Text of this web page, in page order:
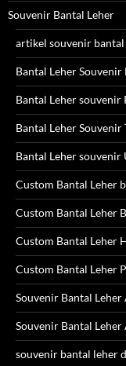
Souvenir Bantal Leher
artikel souvenir
Bantal Leher Souvenir
Bantal Leher souvenir
Bantal Leher Souvenir
Bantal Leher souvenir
Custom Bantal Leher
Custom Bantal Leher
Custom Bantal Leher
Custom Bantal Leher
Souvenir Bantal Leher
Souvenir Bantal
souvenir bantal leher